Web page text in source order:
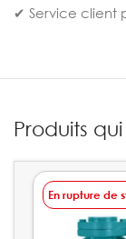
✔ Service client
Produits
En rupture de